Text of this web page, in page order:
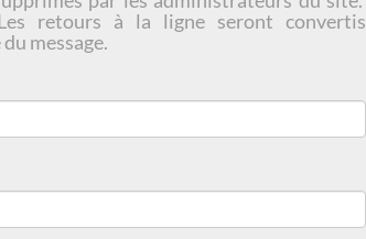
retours à la ligne seront convertis
message.